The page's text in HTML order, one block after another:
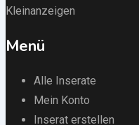
Kleinanzeigen
Menü
Alle Inserate
Mein Konto
Inserat erstellen